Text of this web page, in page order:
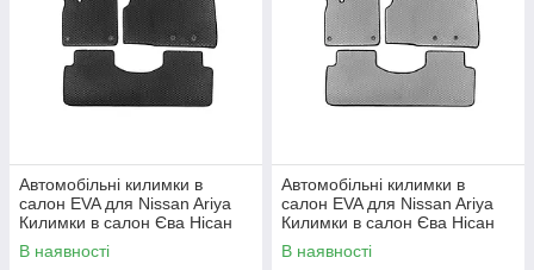
Автомобільні килимки в
салон EVA для Nissan Ariya
Килимки в салон Єва Нісан
Арія чорні
В наявності
Автомобільні килимки в
салон EVA для Nissan Ariya
Килимки в салон Єва Нісан
Арія Сірі
В наявності